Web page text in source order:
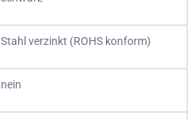
Stahl verzinkt (ROHS konform)
nein